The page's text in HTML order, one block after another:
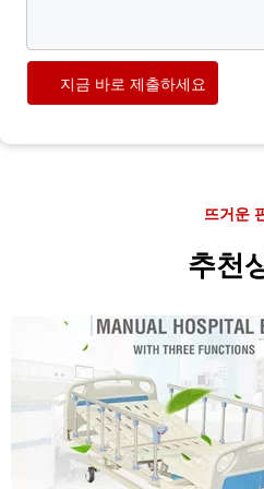
지금 바로 제출하세요
뜨거운
추천